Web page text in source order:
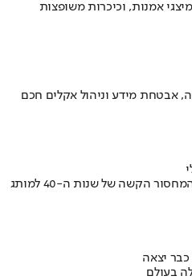
אמנות, וכיכרות משופצות
אבטחת מידע וניהול אקלים חכם
איך אסם הפכה את תקופת הצנע והמחסור הקשה של שנות ה-40 למותג
יצאה
בעולם